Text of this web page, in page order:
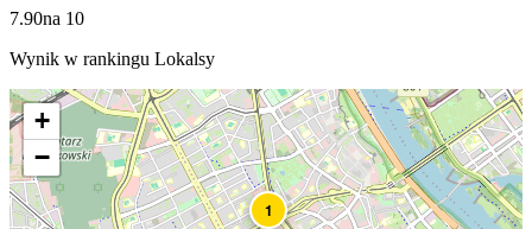
7.90na 10
Wynik w rankingu Lokalsy
1
+
−